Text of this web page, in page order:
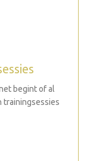
begint of al
trainingsessies